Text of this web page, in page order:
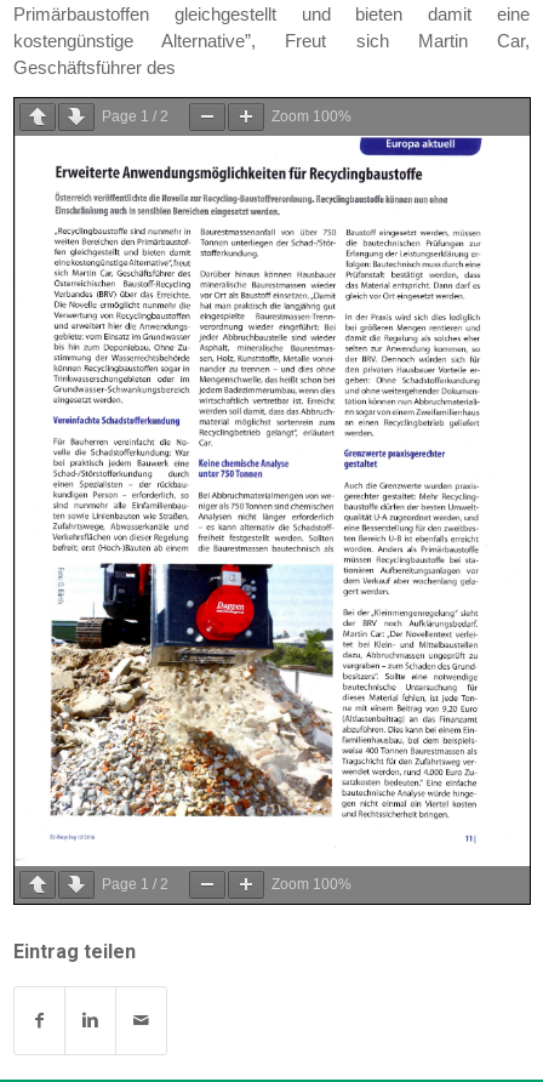
Primärbaustoffen gleichgestellt und bieten damit eine
kostengünstige Alternative”, Freut sich Martin Car,
Geschäftsführer des
Page 1 /2 Zoom 100%
Page 1 /2 Zoom 100%
Eintrag teilen